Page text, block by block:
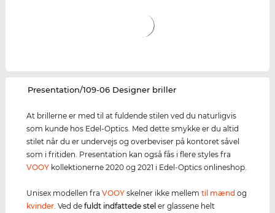
‌Presentation/109-06 Designer briller
At brillerne er med til at fuldende stilen ved du naturligvis
som kunde hos Edel-Optics. Med dette smykke er du altid
stilet når du er undervejs og overbeviser på kontoret såvel
som i fritiden. Presentation kan også fås i flere styles fra
VOOY kollektionerne 2020 og 2021 i Edel-Optics onlineshop.
Unisex modellen fraVOOY skelner ikke mellemtil mænd og
kvinder. Ved defuldt indfattede stel er glassene helt